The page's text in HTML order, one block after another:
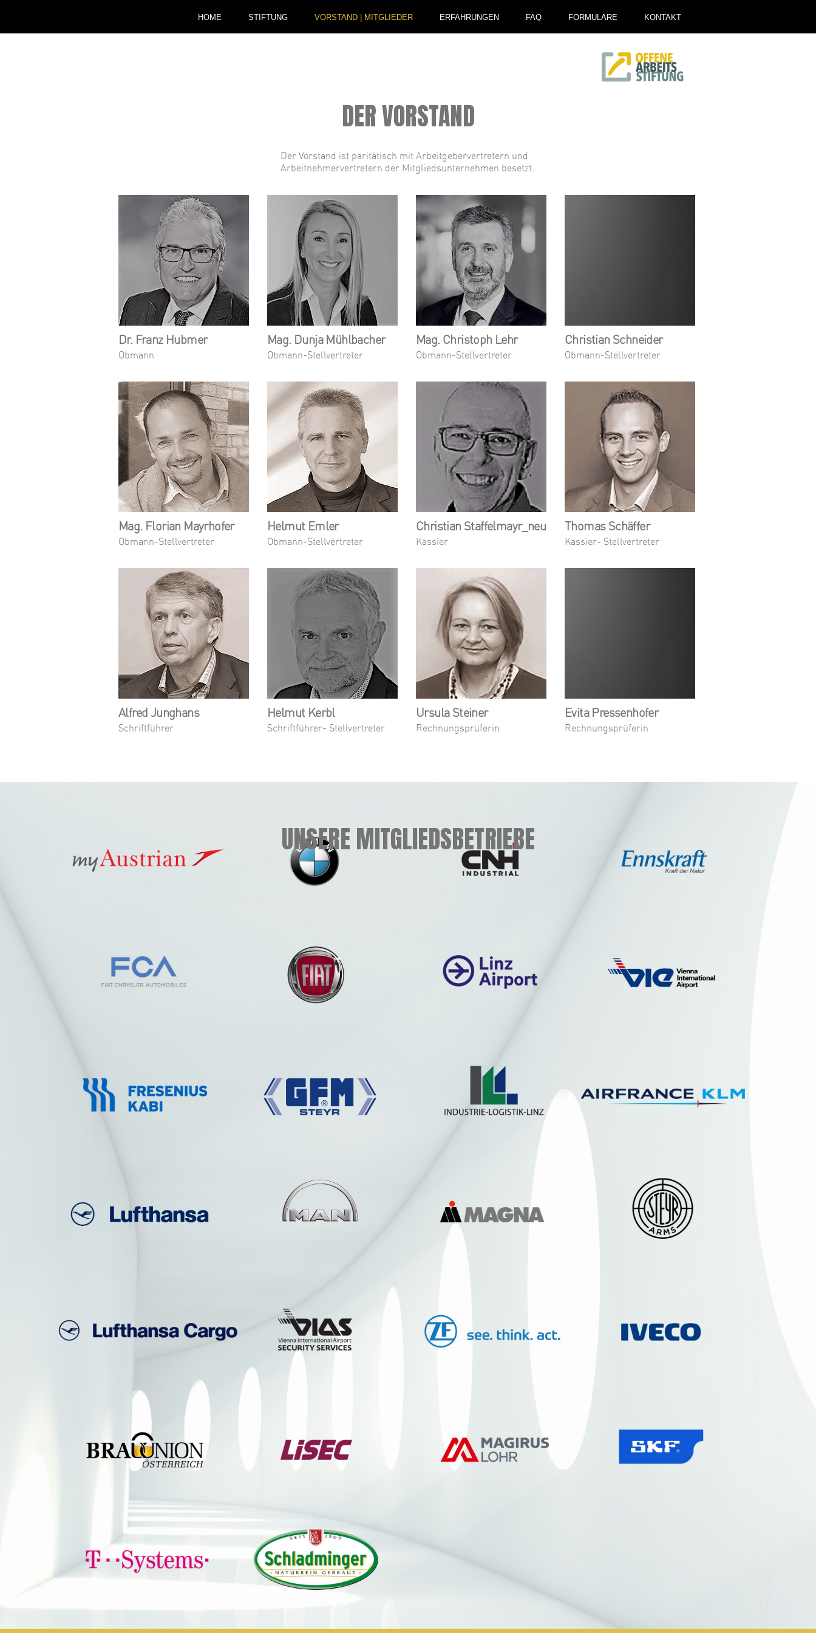
HOME STIFTUNG VORSTAND | MITGLIEDER ERFAHRUNGEN FAQ FORMULARE KONTAKT
DER VORSTAND
Der Vorstand ist paritätisch mit Arbeitgebervertretern und
Arbeitnehmervertretern der Mitgliedsunternehmen besetzt.
Dr. Franz Hubmer
Obmann
Mag. Dunja Mühlbacher
Obmann-Stellvertreter
Mag. Christoph Lehr
Obmann-Stellvertreter
Christian Schneider
Obmann-Stellvertreter
Mag. Florian Mayrhofer
Obmann-Stellvertreter
Helmut Emler
Obmann-Stellvertreter
Christian Staffelmayr_neu
Kassier
Thomas Schäffer
Kassier- Stellvertreter
Alfred Junghans
Schriftführer
Helmut Kerbl
Schriftführer- Stellvertreter
Ursula Steiner
Rechnungsprüferin
Evita Pressenhofer
Rechnungsprüferin
UNSERE MITGLIEDSBETRIEBE